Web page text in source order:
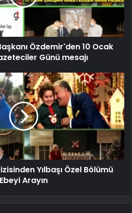
Özdemir'den 10 Ocak
Günü mesajı
Yılbaşı Özel Bölümü
Ebeyi Arayın